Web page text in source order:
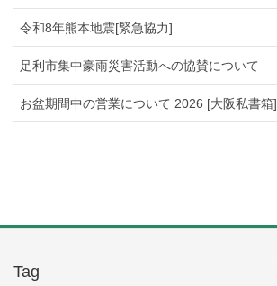
令和8年熊本地震[緊急協力]
足利市集中豪雨災害活動への協賛について
お盆期間中の営業について 2026 [大阪私書箱]
Tag